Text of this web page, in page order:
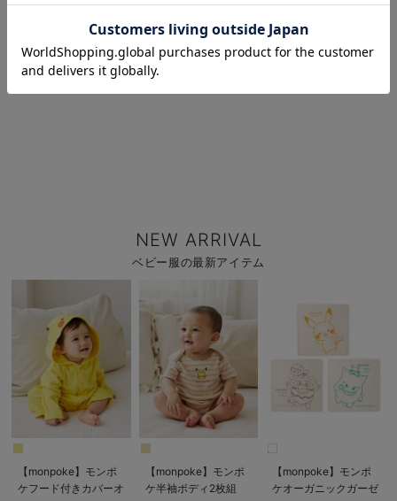
NEW ARRIVAL
ベビー服の最新アイテム
【monpoke】モンポ
ケフード付きカバーオ
【monpoke】モンポ
ケ半袖ボディ2枚組
【monpoke】モンポ
ケオーガニックガーゼ
お気に入り商品を確認する